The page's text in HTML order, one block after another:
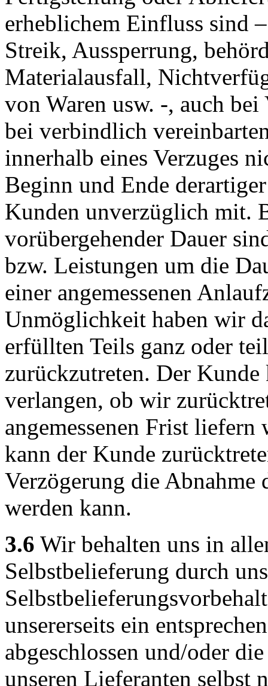
erheblichem Einfluss sind
Streik, Aussperrung,
Materialausfall,
von Waren usw. -, auch
bei verbindlich
innerhalb eines Verzuges
Beginn und Ende
Kunden unverzüglich mit.
vorübergehender Dauer
bzw. Leistungen um die
einer angemessenen
Unmöglichkeit haben wir
erfüllten Teils ganz oder
zurückzutreten. Der
verlangen, ob wir
angemessenen Frist
kann der Kunde
Verzögerung die
werden kann.
3.6 Wir behalten uns in
Selbstbelieferung durch
unsererseits ein
abgeschlossen und/oder
unseren Lieferanten selbst